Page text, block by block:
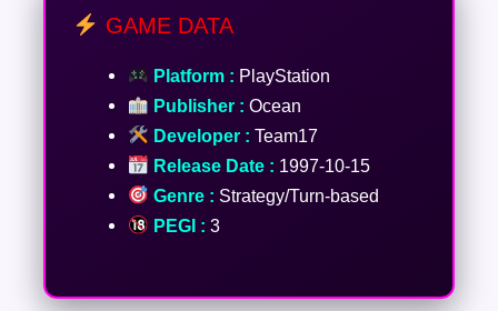
GAME DATA
Platform : PlayStation
Publisher : Ocean
Developer : Team17
Release Date : 1997-10-15
Genre : Strategy/Turn-based
PEGI : 3